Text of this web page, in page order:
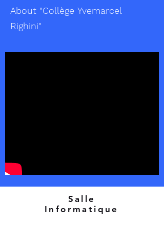
About "Collège Yvemarcel
Righini"
Salle
Informatique